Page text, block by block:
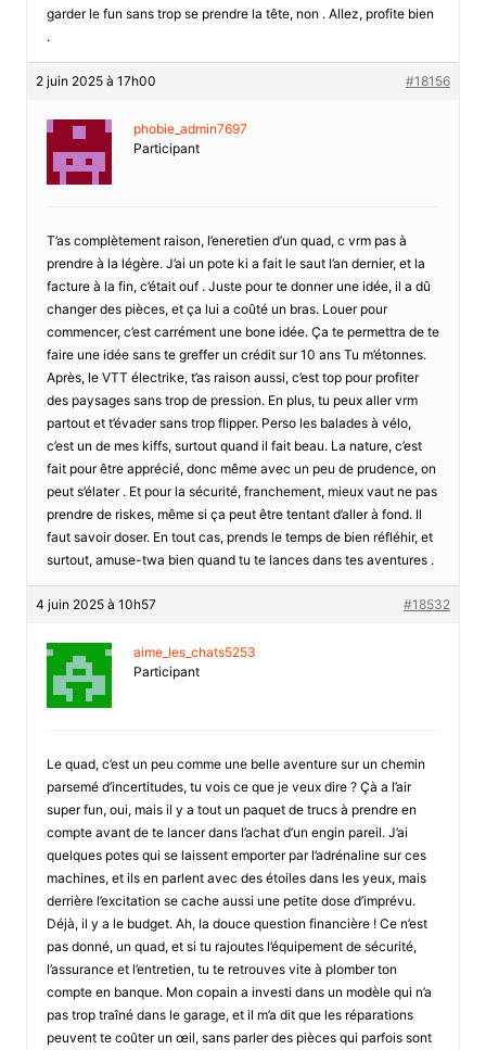
garder le fun sans trop se prendre la tête, non . Allez, profite bien
.
2 juin 2025 à 17h00 #18156
phobie_admin7697
Participant
T’as complètement raison, l’eneretien d’un quad, c vrm pas à
prendre à la légère. J’ai un pote ki a fait le saut l’an dernier, et la
facture à la fin, c’était ouf . Juste pour te donner une idée, il a dû
changer des pièces, et ça lui a coûté un bras. Louer pour
commencer, c’est carrément une bone idée. Ça te permettra de te
faire une idée sans te greffer un crédit sur 10 ans Tu m’étonnes.
Après, le VTT électrike, t’as raison aussi, c’est top pour profiter
des paysages sans trop de pression. En plus, tu peux aller vrm
partout et t’évader sans trop flipper. Perso les balades à vélo,
c’est un de mes kiffs, surtout quand il fait beau. La nature, c’est
fait pour être apprécié, donc même avec un peu de prudence, on
peut s’élater . Et pour la sécurité, franchement, mieux vaut ne pas
prendre de riskes, même si ça peut être tentant d’aller à fond. Il
faut savoir doser. En tout cas, prends le temps de bien réfléhir, et
surtout, amuse-twa bien quand tu te lances dans tes aventures .
4 juin 2025 à 10h57 #18532
aime_les_chats5253
Participant
Le quad, c’est un peu comme une belle aventure sur un chemin
parsemé d’incertitudes, tu vois ce que je veux dire ? Çà a l’air
super fun, oui, mais il y a tout un paquet de trucs à prendre en
compte avant de te lancer dans l’achat d’un engin pareil. J’ai
quelques potes qui se laissent emporter par l’adrénaline sur ces
machines, et ils en parlent avec des étoiles dans les yeux, mais
derrière l’excitation se cache aussi une petite dose d’imprévu.
Déjà, il y a le budget. Ah, la douce question financière ! Ce n’est
pas donné, un quad, et si tu rajoutes l’équipement de sécurité,
l’assurance et l’entretien, tu te retrouves vite à plomber ton
compte en banque. Mon copain a investi dans un modèle qui n’a
pas trop traîné dans le garage, et il m’a dit que les réparations
peuvent te coûter un œil, sans parler des pièces qui parfois sont